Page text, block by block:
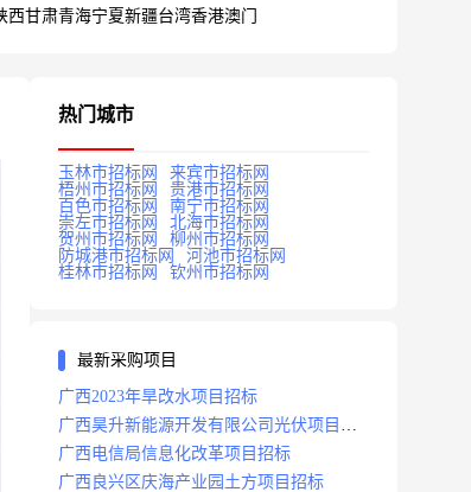
西甘肃青海宁夏新疆台湾香港澳门
热门城市
玉林市招标网
来宾市招标网
梧州市招标网
贵港市招标网
百色市招标网
南宁市招标网
崇左市招标网
北海市招标网
贺州市招标网
柳州市招标网
防城港市招标网
河池市招标网
桂林市招标网
钦州市招标网
最新采购项目
广西2023年旱改水项目招标
广西昊升新能源开发有限公司光伏项目招
标
广西电信局信息化改革项目招标
广西良兴区庆海产业园土方项目招标